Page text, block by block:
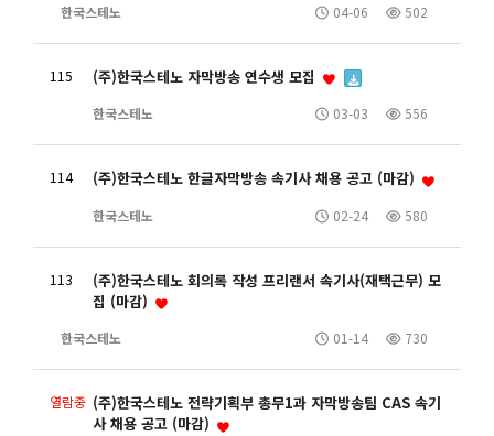
한국스테노 502
04-06
115 (주)한국스테노 자막방송 연수생 모집
한국스테노 556
03-03
114 (주)한국스테노 한글자막방송 속기사 채용 공고 (마감)
한국스테노 580
02-24
113
(주)한국스테노 회의록 작성 프리랜서 속기사(재택근무) 모
집 (마감)
한국스테노 730
01-14
열람중 (주)한국스테노 전략기획부 총무1과 자막방송팀 CAS 속기
사 채용 공고 (마감)